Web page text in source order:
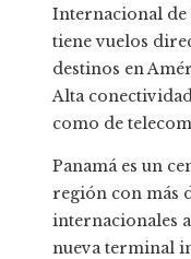
Internacional de
tiene vuelos
destinos en
Alta
como de
Panamá es un
región con más
internacionales
nueva terminal